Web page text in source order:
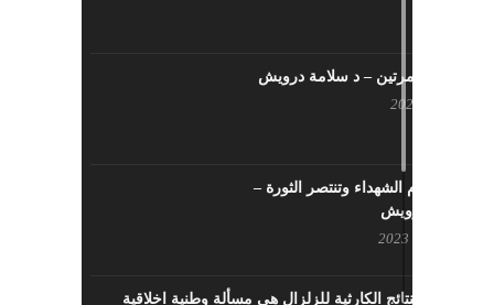
لا تقتلونا مرتين – د سلامة درويش
سيزهر دم الشهداء وتنتصر الثورة –
سلامة درويش
معالجة النتائج الكارثية للزلزال هي مسألة وطنية اخلاقية